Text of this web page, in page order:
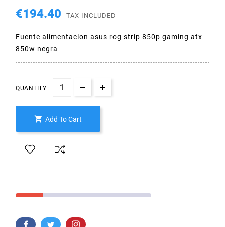
€194.40 TAX INCLUDED
Fuente alimentacion asus rog strip 850p gaming atx
850w negra
QUANTITY :
 Add To Cart